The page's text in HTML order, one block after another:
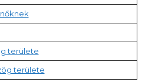
területe
területe